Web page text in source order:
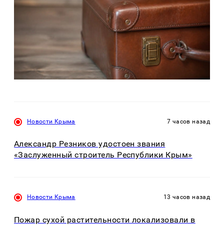
Новости Крыма 7 часов назад
Александр Резников удостоен звания
«Заслуженный строитель Республики Крым»
Новости Крыма 13 часов назад
Пожар сухой растительности локализовали в